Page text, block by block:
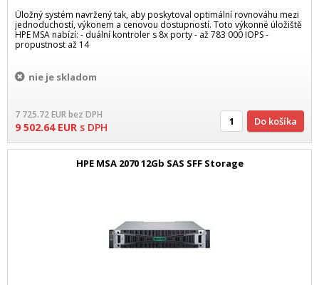
Úložný systém navržený tak, aby poskytoval optimální rovnováhu mezi
jednoduchostí, výkonem a cenovou dostupností. Toto výkonné úložiště
HPE MSA nabízí: - duální kontroler s 8x porty - až 783 000 IOPS -
propustnost až 14
nie je skladom
7 725.72EURbez DPH
9 502.64EUR s DPH Do košíka
HPE MSA 2070 12Gb SAS SFF Storage